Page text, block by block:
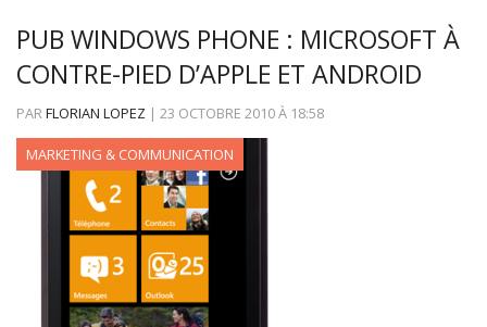
PUB WINDOWS PHONE : MICROSOFT À
CONTRE-PIED D’APPLE ET ANDROID
PARFLORIAN LOPEZ | 23 OCTOBRE 2010À 18:58
MARKETING & COMMUNICATION